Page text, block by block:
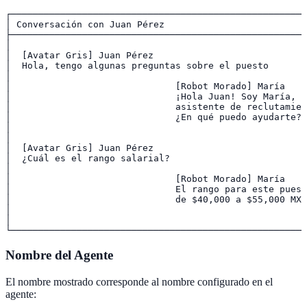
│ Conversación con Juan Pérez
│  [Avatar Gris] Juan Pérez
│  Hola, tengo algunas preguntas sobre el puesto
│                              [Robot Morado] María
│                              ¡Hola Juan! Soy
│                              asistente de
│                              ¿En qué puedo
│  [Avatar Gris] Juan Pérez
│  ¿Cuál es el rango salarial?
│                              [Robot Morado] María
│                              El rango para este
│                              de $40,000 a $55,000 MXN
Nombre del Agente
El nombre mostrado corresponde al nombre configurado en el
agente: